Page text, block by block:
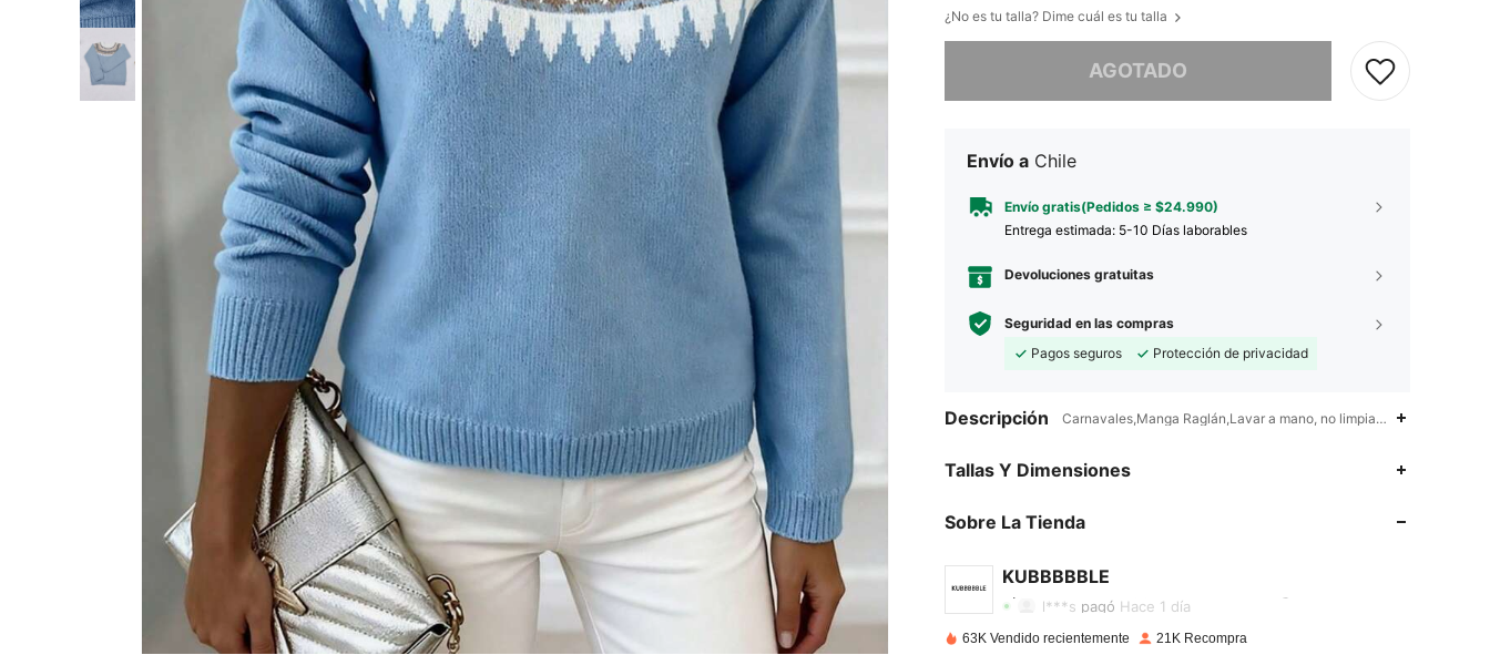
¿No es tu talla? Dime cuál es tu talla
AGOTADO
Lo sentimos, este producto está agotado.
Envío a Chile
Envío gratis(Pedidos ≥ $24.990)
Entrega estimada: 5-10 Días laborables
Devoluciones gratuitas
Seguridad en las compras
Pagos seguros
Protección de privacidad
Descripción Carnavales,Manga Raglán,Lavar a mano, no limpiar en seco
Tallas Y Dimensiones
Sobre La Tienda
KUBBBBBLE
4,81
4,81
l***s pagó Hace 1 día
63K Vendido recientemente 21K Recompra